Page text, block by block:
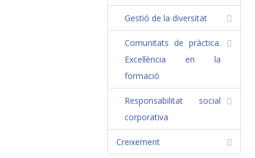
Gestió de la diversitat
Comunitats de pràctica.
Excel·lència en la
formació
Responsabilitat social
corporativa
Creixement